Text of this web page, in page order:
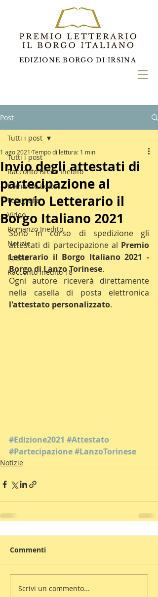
EDIZIONE BORGO DI IRSINA
Post
Tutti i post
Racconto Breve Inedito
Romanzo Edito
Fotografia
Video
Romanzo Inedito
Notizie
Poesia
Racconto Inedito 18
Tutti i post
Invio degli attestati di
partecipazione al
Premio Letterario il
Borgo Italiano 2021
1 ago 2021 Tempo di lettura: 1 min
Sono in corso di spedizione gli
attestati di partecipazione al Premio
Letterario il Borgo Italiano 2021 -
Borgo di Lanzo Torinese.
Ogni autore riceverà direttamente
l'attestato personalizzato.
#Edizione2021 #Attestato
#Partecipazione#LanzoTorinese
Notizie
Commenti
Scrivi un commento...